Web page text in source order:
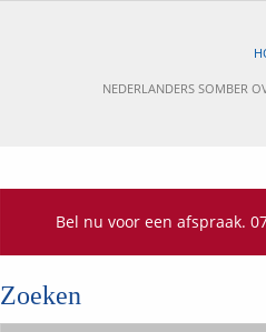
NEDERLANDERS SOMBER
Bel nu voor een afspraak.
Zoeken